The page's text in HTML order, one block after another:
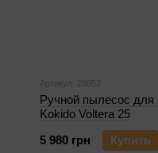
Артикул: 28852
Ручной пылесос для
Kokido Voltera 25
5 980 грн
Купить